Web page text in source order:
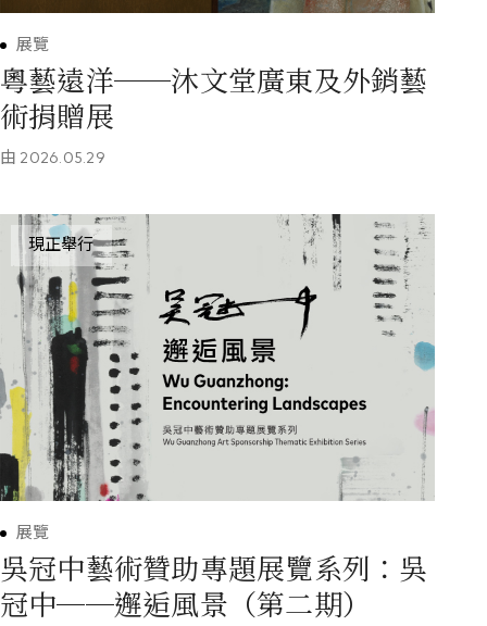
展覽
粵藝遠洋──沐文堂廣東及外銷藝
術捐贈展
由 2026.05.29
現正舉行
展覽
吳冠中藝術贊助專題展覽系列：吳
冠中──邂逅風景（第二期）